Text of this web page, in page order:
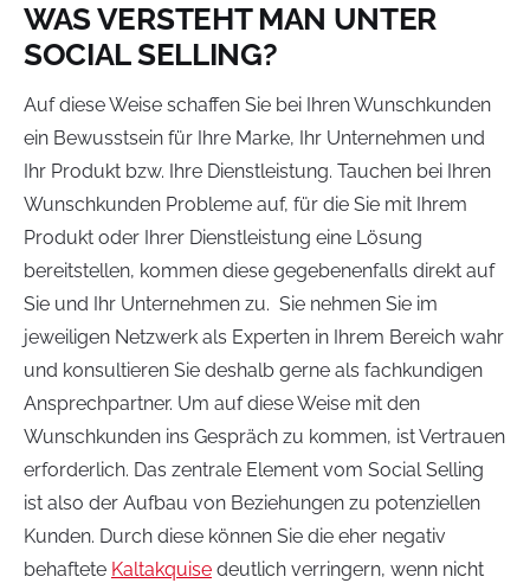
WAS VERSTEHT MAN UNTER
SOCIAL SELLING?
Auf diese Weise schaffen Sie bei Ihren Wunschkunden
ein Bewusstsein für Ihre Marke, Ihr Unternehmen und
Ihr Produkt bzw. Ihre Dienstleistung. Tauchen bei Ihren
Wunschkunden Probleme auf, für die Sie mit Ihrem
Produkt oder Ihrer Dienstleistung eine Lösung
bereitstellen, kommen diese gegebenenfalls direkt auf
Sie und Ihr Unternehmen zu. Sie nehmen Sie im
jeweiligen Netzwerk als Experten in Ihrem Bereich wahr
und konsultieren Sie deshalb gerne als fachkundigen
Ansprechpartner. Um auf diese Weise mit den
Wunschkunden ins Gespräch zu kommen, ist Vertrauen
erforderlich. Das zentrale Element vom Social Selling
ist also der Aufbau von Beziehungen zu potenziellen
Kunden. Durch diese können Sie die eher negativ
behaftete Kaltakquise deutlich verringern, wenn nicht